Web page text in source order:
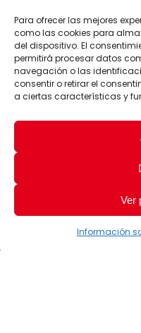
Para ofrecer las mejores
como las cookies para
del dispositivo. El
permitirá procesar datos
navegación o las
consentir o retirar el
a ciertas características y
Ver
Información